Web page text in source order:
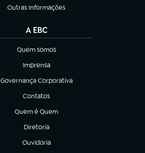
Outras Informações
(abre em nova aba)
A EBC
Quem somos
(abre em nova aba)
Imprensa
(abre em nova aba)
Governança Corporativa
(abre em nova aba)
Contatos
(abre em nova aba)
Quem é Quem
(abre em nova aba)
Diretoria
(abre em nova aba)
Ouvidoria
(abre em nova aba)